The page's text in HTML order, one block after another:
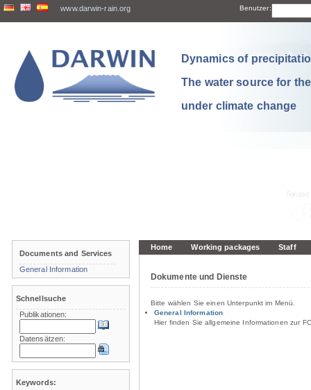
www.darwin-rain.org Benutzer:
Dynamics of
The water source for
under climate change
Home Working packages Staff
Dokumente und Dienste
Bitte wählen Sie einen Unterpunkt im Menü.
General Information
Hier finden Sie allgemeine Informationen zur
Documents and Services
General Information
Schnellsuche
Publikationen:
Datensätzen:
Keywords: